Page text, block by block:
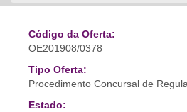
Código da Oferta:
OE201908/0378
Tipo Oferta:
Procedimento Concursal de
Estado: